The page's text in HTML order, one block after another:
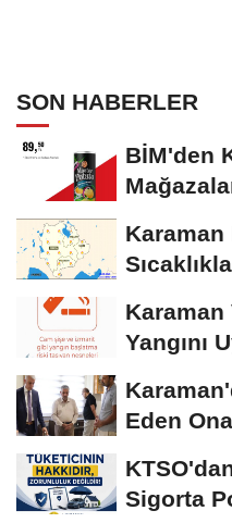
SON HABERLER
BİM'den
Karaman
Yangını
Eden
Sigorta